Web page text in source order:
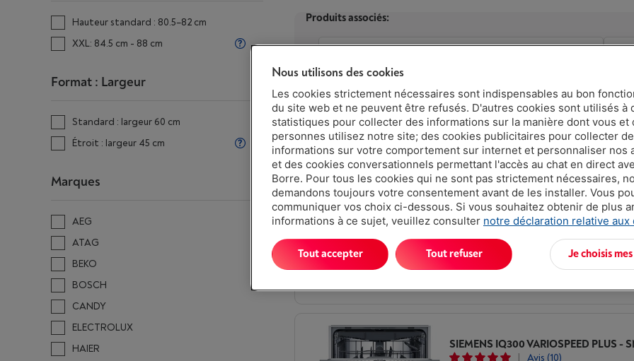
Hauteur standard : 80.5–82 cm
XXL: 84.5 cm - 88 cm
Format : Largeur
Standard : largeur 60 cm
Étroit : largeur 45 cm
Marques
AEG
ATAG
BEKO
BOSCH
CANDY
ELECTROLUX
HAIER
couverts), de classe énergétique, de programmes de lavage et de
Produits associés:
Lave-vaisselle encastrables pour une cuisine IKEA Faktum
Montrer d'autres caractéristiques
|
Avis (15)
Type: Lave-vaisselle entièrement
Niveau sonore: 42 dB
Mode de séchage: Échangeur
Ouverture de porte automatique
Avis (10)
Nous utilisons des cookies
Les cookies strictement nécessaires sont indispensables au bon
du site web et ne peuvent être refusés. D'autres cookies sont utilisés à
statistiques pour collecter des informations sur la manière dont vous et
personnes utilisez notre site; des cookies publicitaires pour collecter
informations sur votre comportement sur internet et personnaliser nos
et des cookies conversationnels permettant l'accès au chat en direct
Borre. Pour tous les cookies qui ne sont pas strictement nécessaires,
demandons toujours votre consentement avant de les installer. Vous
communiquer vos choix ci-dessous. Si vous souhaitez obtenir de plus
informations à ce sujet, veuillez consulter notre déclaration relative aux
Je choisis
Tout refuser
Tout accepter